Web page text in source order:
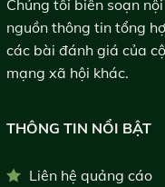
Chúng tôi biên soạn
nguồn thông tin tổng
các bài đánh giá của
mạng xã hội khác.
THÔNG TIN NỔI BẬT
Liên hệ quảng cáo